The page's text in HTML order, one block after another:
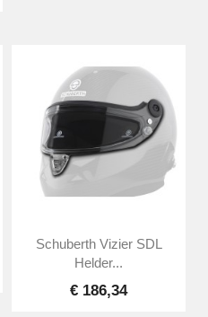
Schuberth Vizier SDL
Helder...
€ 186,34